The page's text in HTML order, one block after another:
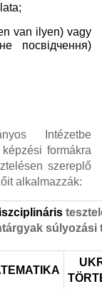
van ilyen) vagy
посвідчення)
Intézetbe
formákra
szereplő
alkalmazzák:
súlyozási